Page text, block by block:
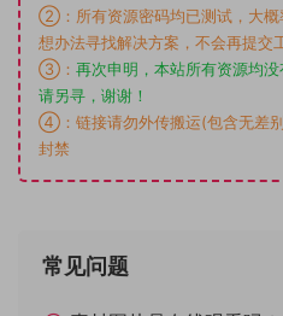
②：所有资源密码均已测试，大概
想办法寻找解决方案，不会再提交
③： 再次申明，本站所有资源均
请另寻，谢谢！
④：链接请勿外传搬运(包含无差
封禁
常见问题